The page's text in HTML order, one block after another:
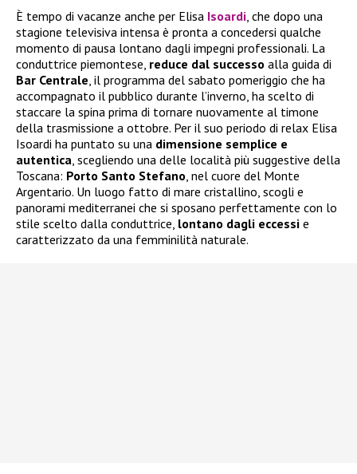
È tempo di vacanze anche per Elisa Isoardi, che dopo una
stagione televisiva intensa è pronta a concedersi qualche
momento di pausa lontano dagli impegni professionali. La
conduttrice piemontese, reduce dal successo alla guida di
Bar Centrale, il programma del sabato pomeriggio che ha
accompagnato il pubblico durante l’inverno, ha scelto di
staccare la spina prima di tornare nuovamente al timone
della trasmissione a ottobre. Per il suo periodo di relax Elisa
Isoardi ha puntato su una dimensione semplice e
autentica, scegliendo una delle località più suggestive della
Toscana: Porto Santo Stefano, nel cuore del Monte
Argentario. Un luogo fatto di mare cristallino, scogli e
panorami mediterranei che si sposano perfettamente con lo
stile scelto dalla conduttrice, lontano dagli eccessi e
caratterizzato da una femminilità naturale.